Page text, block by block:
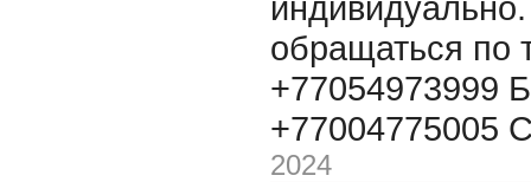
обращаться по
+77054973999
+77004775005
2024